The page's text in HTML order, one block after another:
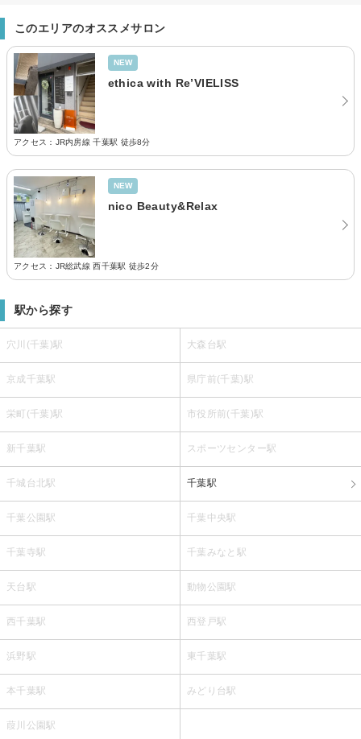
このエリアのオススメサロン
NEW
ethica with Re’VIELISS
アクセス：JR内房線 千葉駅 徒歩8分
NEW
nico Beauty&Relax
アクセス：JR総武線 西千葉駅 徒歩2分
駅から探す
穴川(千葉)駅 大森台駅
京成千葉駅 県庁前(千葉)駅
栄町(千葉)駅 市役所前(千葉)駅
新千葉駅 スポーツセンター駅
千城台北駅 千葉駅
千葉公園駅 千葉中央駅
千葉寺駅 千葉みなと駅
天台駅 動物公園駅
西千葉駅 西登戸駅
浜野駅 東千葉駅
本千葉駅 みどり台駅
葭川公園駅